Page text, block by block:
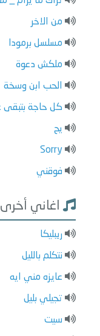
من الاخر
مسلسل برمودا
ملكش دعوة
الحب ابن وسخة
كل حاجة بتبقى
يح
Sorry
فوقني
اغاني
ريبليكا
نتكلم بالليل
عايزه مني ايه
تجيلي بليل
سيت